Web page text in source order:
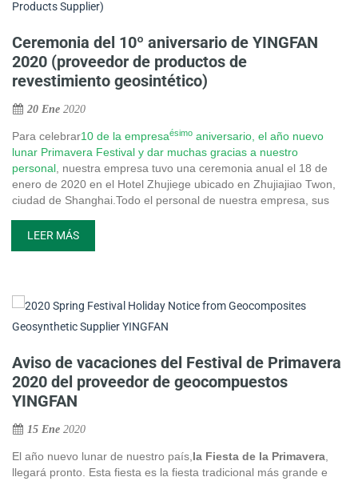
Ceremonia del 10º aniversario de YINGFAN
2020 (proveedor de productos de
revestimiento geosintético)
20 Ene 2020
Para celebrar10 de la empresaésimo aniversario, el año nuevo
lunar Primavera Festival y dar muchas gracias a nuestro
personal, nuestra empresa tuvo una ceremonia anual el 18 de
enero de 2020 en el Hotel Zhujiege ubicado en Zhujiajiao Twon,
ciudad de Shanghai.Todo el personal de nuestra empresa, sus
proveedores, cooperaron
ceremonia y tuvieron una fiesta. Los premios fueron premiados
personal directivo de nuestra empresa pronunció sus discursos.
LEER MÁS
Aviso de vacaciones del Festival de Primavera
2020 del proveedor de geocompuestos
YINGFAN
15 Ene 2020
El año nuevo lunar de nuestro país,la Fiesta de la Primavera,
llegará pronto. Esta fiesta es la fiesta tradicional más grande e